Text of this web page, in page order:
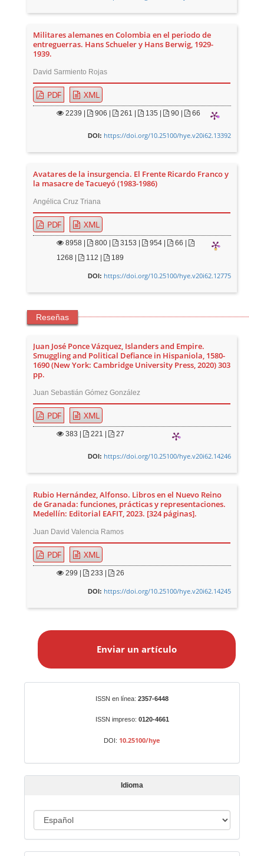
Militares alemanes en Colombia en el periodo de
entreguerras. Hans Schueler y Hans Berwig, 1929-
1939.
David Sarmiento Rojas
PDF XML
2239 906 | 261 | 135 | 90 | 66
DOI: https://doi.org/10.25100/hye.v20i62.13392
Avatares de la insurgencia. El Frente Ricardo Franco y
la masacre de Tacueyó (1983-1986)
Angélica Cruz Triana
PDF XML
8958 800 | 3153 | 954 |
66 |
1268 |
112 | 189
DOI: https://doi.org/10.25100/hye.v20i62.12775
Reseñas
Juan José Ponce Vázquez, Islanders and Empire.
Smuggling and Political Defiance in Hispaniola, 1580-
1690 (New York: Cambridge University Press, 2020) 303
pp.
Juan Sebastián Gómez González
PDF XML
383 221 | 27
DOI: https://doi.org/10.25100/hye.v20i62.14246
Rubio Hernández, Alfonso. Libros en el Nuevo Reino
de Granada: funciones, prácticas y representaciones.
Medellín: Editorial EAFIT, 2023. [324 páginas].
Juan David Valencia Ramos
PDF XML
299 233 | 26
DOI: https://doi.org/10.25100/hye.v20i62.14245
a
t
í
o
Enviar un artículo
ISSN en línea: 2357-6448
ISSN impreso: 0120-4661
DOI: 10.25100/hye
Idioma
d